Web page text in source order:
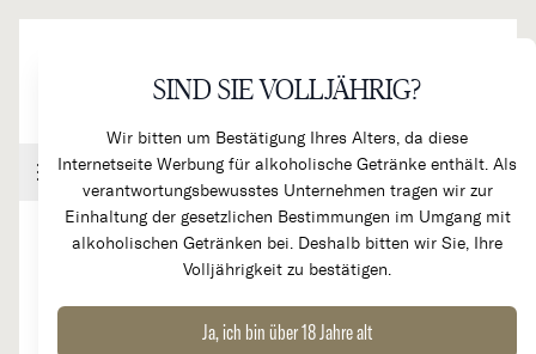
SIND SIE VOLLJÄHRIG?
Wir bitten um Bestätigung Ihres Alters, da diese
Internetseite Werbung für alkoholische Getränke enthält. Als
verantwortungsbewusstes Unternehmen tragen wir zur
Einhaltung der gesetzlichen Bestimmungen im Umgang mit
alkoholischen Getränken bei. Deshalb bitten wir Sie, Ihre
Volljährigkeit zu bestätigen.
Ja, ich bin über 18 Jahre alt
Handel & Gastronomie Kundenkonto Warenkorb
Langhe Nebbiolo